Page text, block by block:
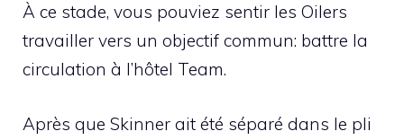
À ce stade, vous pouviez sentir les Oilers
travailler vers un objectif commun: battre la
circulation à l’hôtel Team.
Après que Skinner ait été séparé dans le pli